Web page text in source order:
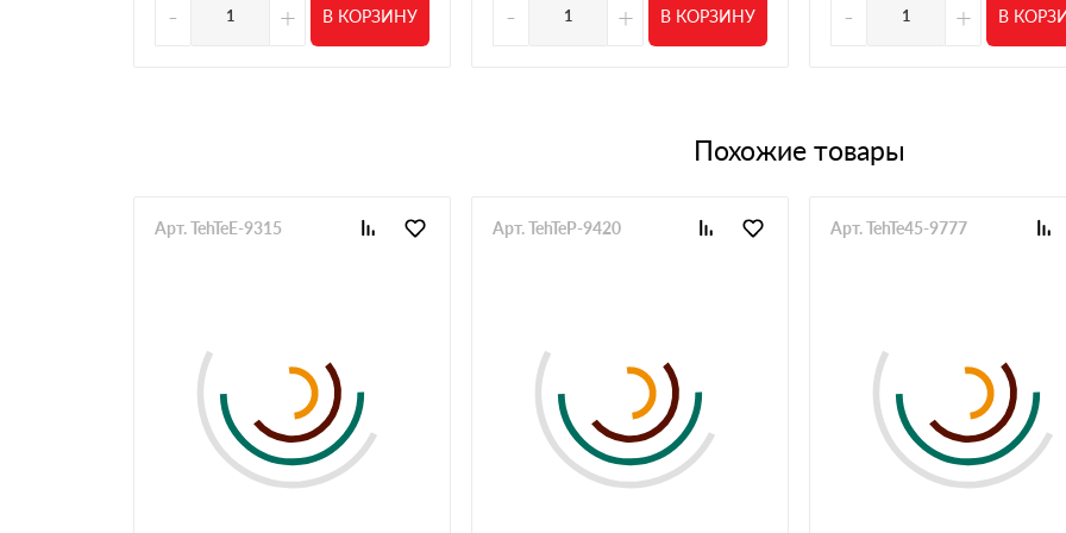
нормальные
28 мая 2025
Всегда делаю заказ тут по максимуму от утеплителя до кровли. Из плюсов скидка на объем и
Алексей
21 мая 2025
Беру черепицу, нужный цвет как правило в наличии или вполне разумные сроки, к качеству
претензий нет
Павел
12 мая 2025
Заказываем уже много лет под объекты, с приемкой не было проблем по стокам тоже
Андрей
04 мая 2025
Работаю напрямую с менеджерами, стараюсь делать сразу большой запрос чтобы скидка была
- + В КОРЗИНУ - + В КОРЗИНУ - + В
Похожие товары
Арт. TehTeE-9315 Арт. TehTeP-9420 Арт. TehTe45-9777